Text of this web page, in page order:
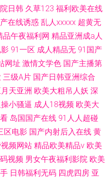
日韩 久草123 福利欧美在线
在线诱惑 乱人xxxxx 超黄无
品午夜福利网 精品亚洲成a人
91一区 成人精品无 91国产
网址 激情文学色 国产主播第
三级A片 国产日韩亚洲综合
天亚洲 欧美大粗吊人妖 深
小骚逼 成人18视频 欧美大
岛国国产在线 91人人超碰
区电影 国产内射后入在线 黄
频网站 精品欧美精品v 欧美
视频 男女午夜福利影院 欧美
日韩福利无码 四虎四房 亚